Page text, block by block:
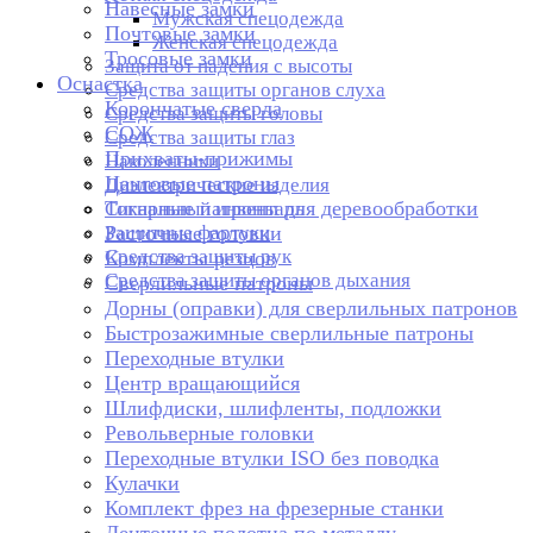
Мужская спецодежда
Женская спецодежда
Защита от падения с высоты
Средства защиты органов слуха
Средства защиты головы
Средства защиты глаз
Наколенники
Диэлектрические изделия
Сигнальный инвентарь
Защитные фартуки
Средства защиты рук
Средства защиты органов дыхания
Навесные замки
Почтовые замки
Тросовые замки
Оснастка
Корончатые сверла
СОЖ
Прихваты-прижимы
Цанговые патроны
Токарные патроны для деревообработки
Расточные головки
Комплекты резцов
Сверлильные патроны
Дорны (оправки) для сверлильных патронов
Быстрозажимные сверлильные патроны
Переходные втулки
Центр вращающийся
Шлифдиски, шлифленты, подложки
Револьверные головки
Переходные втулки ISO без поводка
Кулачки
Комплект фрез на фрезерные станки